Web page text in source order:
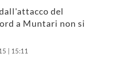
del
a Muntari non si
| 15:11